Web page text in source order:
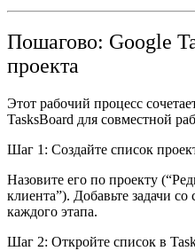
Пошагово: Google
проекта
Этот рабочий процесс
TasksBoard для совместной
Шаг 1: Создайте список
Назовите его по проекту
клиента”). Добавьте задачи
каждого этапа.
Шаг 2: Откройте список в